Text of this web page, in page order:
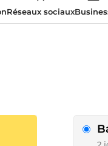
Réseaux sociaux